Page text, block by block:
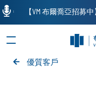
優質客戶